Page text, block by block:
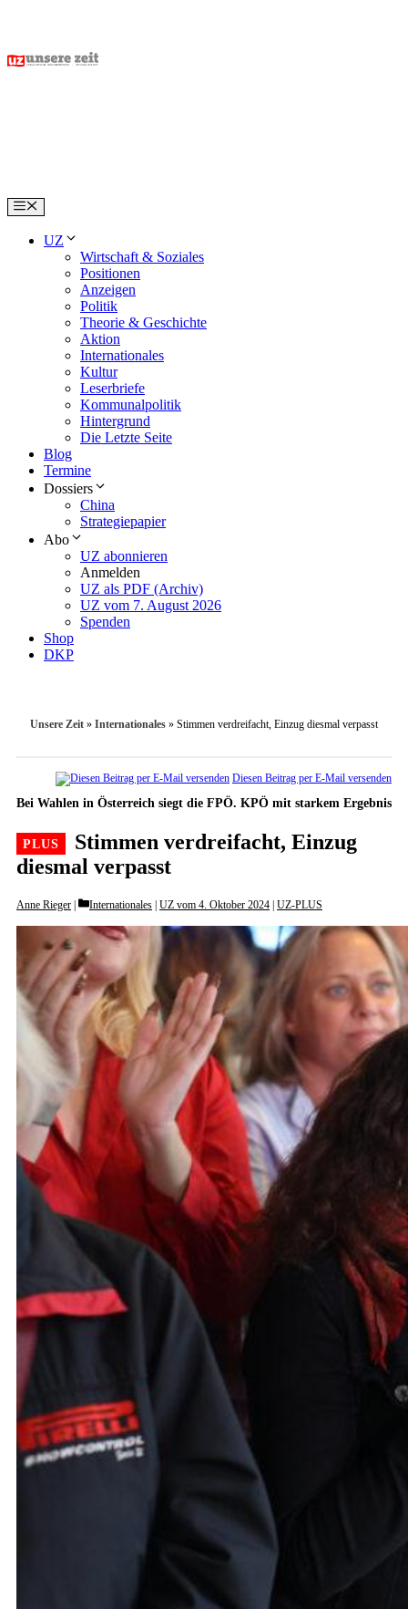
content
Menu
UZ
Wirtschaft & Soziales
Positionen
Anzeigen
Politik
Theorie & Geschichte
Aktion
Internationales
Kultur
Leserbriefe
Kommunalpolitik
Hintergrund
Die Letzte Seite
Blog
Termine
Dossiers
China
Strategiepapier
Abo
UZ abonnieren
Anmelden
UZ als PDF (Archiv)
UZ vom 7. August 2026
Spenden
Shop
DKP
Unsere Zeit » Internationales » Stimmen verdreifacht, Einzug diesmal verpasst
Diesen Beitrag per E-Mail versenden
Bei Wahlen in Österreich siegt die FPÖ. KPÖ mit starkem Ergebnis
Stimmen verdreifacht, Einzug
diesmal verpasst
Anne Rieger Categories
Internationales UZ vom 4. Oktober 2024 UZ-PLUS